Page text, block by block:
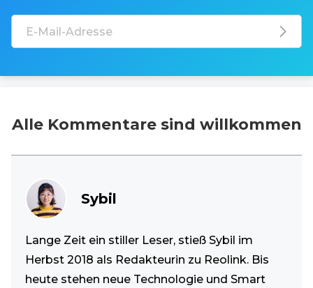
Alle Kommentare sind willkommen
Sybil
Lange Zeit ein stiller Leser, stieß Sybil im
Herbst 2018 als Redakteurin zu Reolink. Bis
heute stehen neue Technologie und Smart